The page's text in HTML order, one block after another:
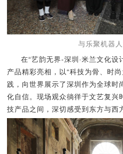
与乐聚机器
在“艺韵无界-深圳·米兰文化设
产品精彩亮相，以“科技为骨、时
践，向世界展示了深圳作为全球时
化自信。现场观众徜徉于文艺复兴
技产品之间，深切感受到东方与西